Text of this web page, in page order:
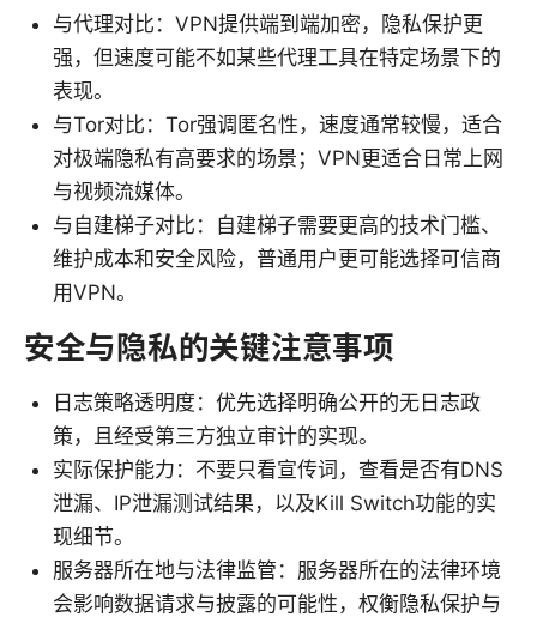
与代理对比：VPN提供端到端加密，隐私保护更
强，但速度可能不如某些代理工具在特定场景下的
表现。
与Tor对比：Tor强调匿名性，速度通常较慢，适合
对极端隐私有高要求的场景；VPN更适合日常上网
与视频流媒体。
与自建梯子对比：自建梯子需要更高的技术门槛、
维护成本和安全风险，普通用户更可能选择可信商
用VPN。
安全与隐私的关键注意事项
日志策略透明度：优先选择明确公开的无日志政
策，且经受第三方独立审计的实现。
实际保护能力：不要只看宣传词，查看是否有DNS
泄漏、IP泄漏测试结果，以及Kill Switch功能的实
现细节。
服务器所在地与法律监管：服务器所在的法律环境
会影响数据请求与披露的可能性，权衡隐私保护与